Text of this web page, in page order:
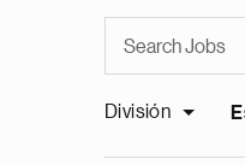
División